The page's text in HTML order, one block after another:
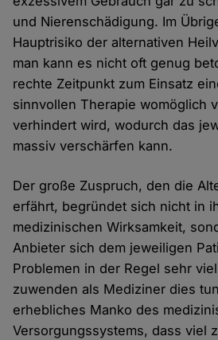
und Nierenschädigung. Im
Hauptrisiko der alternativen
man kann es nicht oft genug
rechte Zeitpunkt zum Einsatz
sinnvollen Therapie womöglich
verhindert wird, wodurch das
massiv verschärfen kann.
Der große Zuspruch, den die
erfährt, begründet sich nicht in
medizinischen Wirksamkeit,
Anbieter sich dem jeweiligen
Problemen in der Regel sehr
zuwenden als Mediziner dies
erhebliches Manko des
Versorgungssystems, dass viel